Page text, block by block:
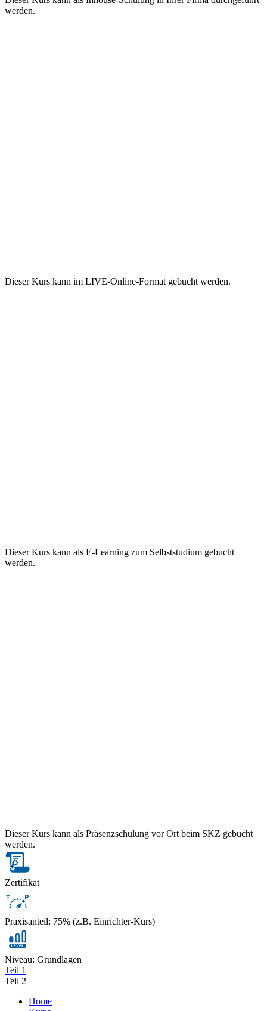
werden.
Dieser Kurs kann im LIVE-Online-Format gebucht werden.
Dieser Kurs kann als E-Learning zum Selbststudium gebucht
werden.
Dieser Kurs kann als Präsenzschulung vor Ort beim SKZ gebucht
werden.
Zertifikat
Praxisanteil: 75% (z.B. Einrichter-Kurs)
Niveau: Grundlagen
Teil 1
Teil 2
Home